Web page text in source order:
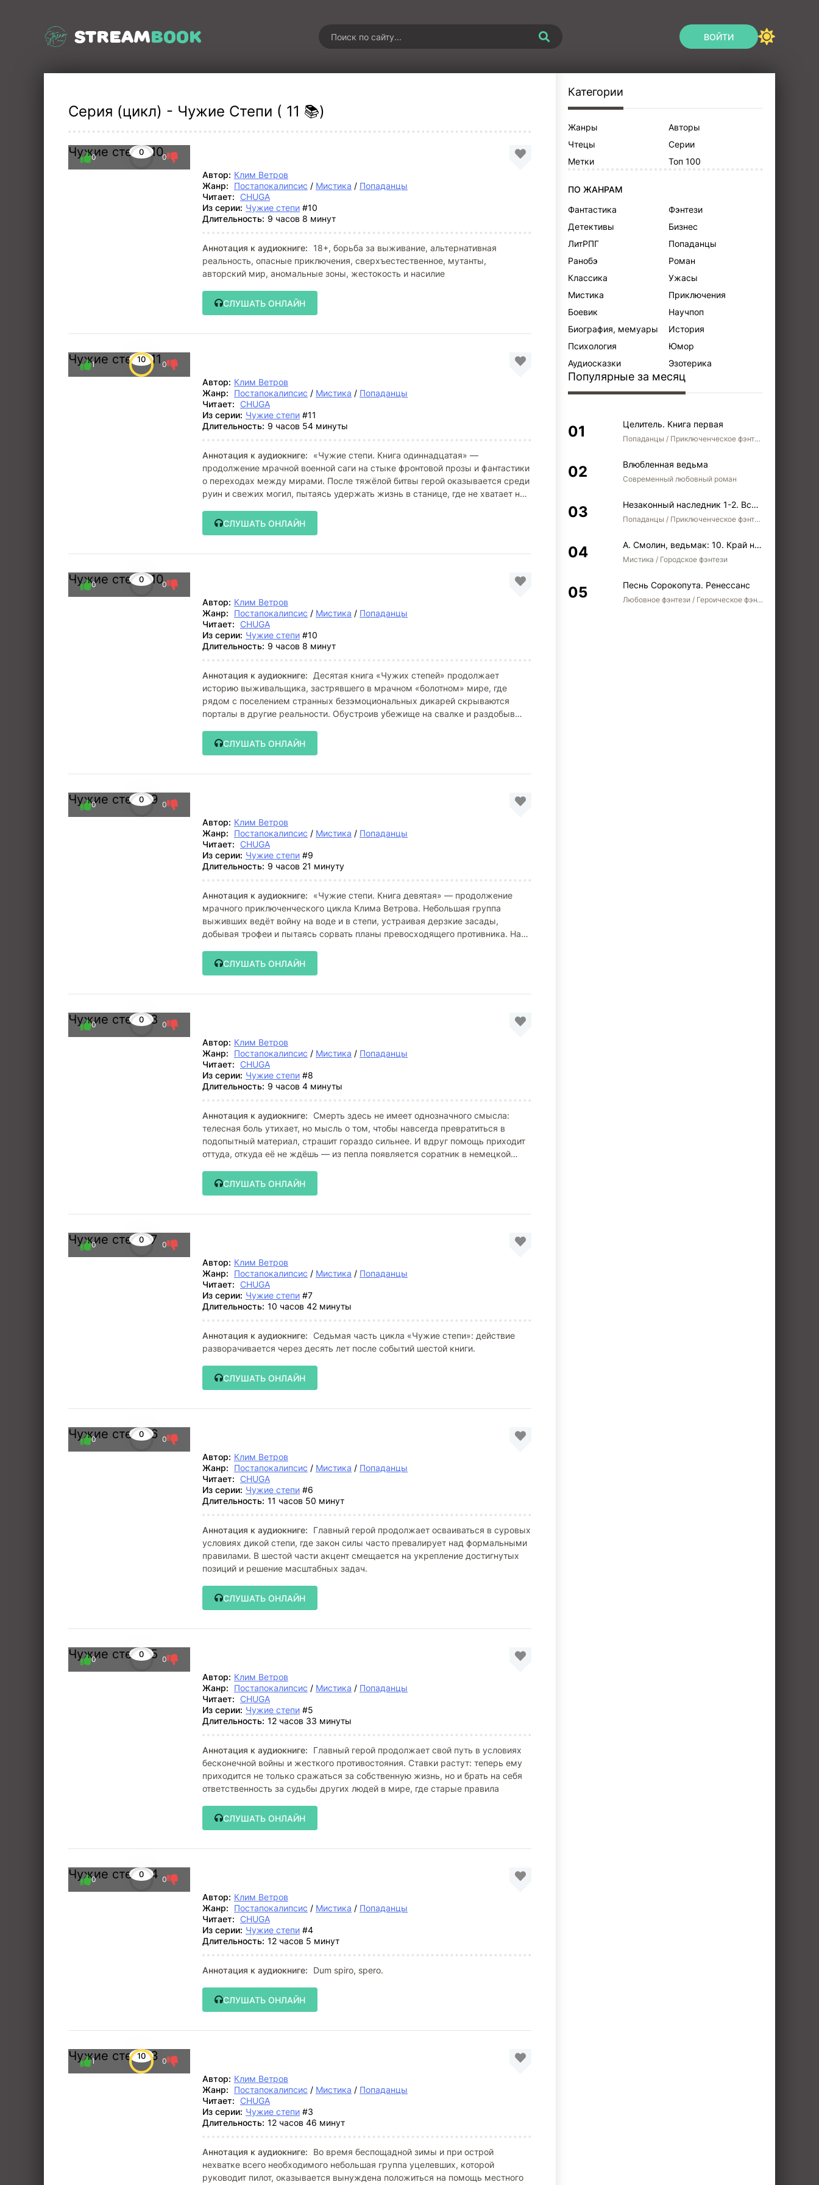
STREAMBOOK ВОЙТИ
Серия (цикл) - Чужие Степи ( 11 📚)
Чужие степи 10
0
0 0
Автор: Клим Ветров
Жанр:
Постапокалипсис / Мистика / Попаданцы
Читает: CHUGA
Из серии: Чужие степи #10
Длительность: 9 часов 8 минут
Аннотация к аудиокниге:
18+, борьба за выживание, альтернативная
реальность, опасные приключения, сверхъестественное, мутанты,
авторский мир, аномальные зоны, жестокость и насилие
СЛУШАТЬ ОНЛАЙН
Чужие степи 11
10
1 0
Автор: Клим Ветров
Жанр:
Постапокалипсис / Мистика / Попаданцы
Читает: CHUGA
Из серии: Чужие степи #11
Длительность: 9 часов 54 минуты
Аннотация к аудиокниге:
«Чужие степи. Книга одиннадцатая» —
продолжение мрачной военной саги на стыке фронтовой прозы и фантастики
о переходах между мирами. После тяжёлой битвы герой оказывается среди
руин и свежих могил, пытаясь удержать жизнь в станице, где не хватает ни
СЛУШАТЬ ОНЛАЙН
Чужие степи 10
0
0 0
Автор: Клим Ветров
Жанр:
Постапокалипсис / Мистика / Попаданцы
Читает: CHUGA
Из серии: Чужие степи #10
Длительность: 9 часов 8 минут
Аннотация к аудиокниге:
Десятая книга «Чужих степей» продолжает
историю выживальщика, застрявшего в мрачном «болотном» мире, где
рядом с поселением странных безэмоциональных дикарей скрываются
порталы в другие реальности. Обустроив убежище на свалке и раздобыв
СЛУШАТЬ ОНЛАЙН
Чужие степи 9
0
0 0
Автор: Клим Ветров
Жанр:
Постапокалипсис / Мистика / Попаданцы
Читает: CHUGA
Из серии: Чужие степи #9
Длительность: 9 часов 21 минуту
Аннотация к аудиокниге:
«Чужие степи. Книга девятая» — продолжение
мрачного приключенческого цикла Клима Ветрова. Небольшая группа
выживших ведёт войну на воде и в степи, устраивая дерзкие засады,
добывая трофеи и пытаясь сорвать планы превосходящего противника. На
СЛУШАТЬ ОНЛАЙН
Чужие степи 8
0
0 0
Автор: Клим Ветров
Жанр:
Постапокалипсис / Мистика / Попаданцы
Читает: CHUGA
Из серии: Чужие степи #8
Длительность: 9 часов 4 минуты
Аннотация к аудиокниге: Смерть здесь не имеет однозначного смысла:
телесная боль утихает, но мысль о том, чтобы навсегда превратиться в
подопытный материал, страшит гораздо сильнее. И вдруг помощь приходит
оттуда, откуда её не ждёшь — из пепла появляется соратник в немецкой
СЛУШАТЬ ОНЛАЙН
Чужие степи 7
0
0 0
Автор: Клим Ветров
Жанр:
Постапокалипсис / Мистика / Попаданцы
Читает: CHUGA
Из серии: Чужие степи #7
Длительность: 10 часов 42 минуты
Аннотация к аудиокниге: Седьмая часть цикла «Чужие степи»: действие
разворачивается через десять лет после событий шестой книги.
СЛУШАТЬ ОНЛАЙН
Чужие степи 6
0
0 0
Автор: Клим Ветров
Жанр:
Постапокалипсис / Мистика / Попаданцы
Читает: CHUGA
Из серии: Чужие степи #6
Длительность: 11 часов 50 минут
Аннотация к аудиокниге:
Главный герой продолжает осваиваться в суровых
условиях дикой степи, где закон силы часто превалирует над формальными
правилами. В шестой части акцент смещается на укрепление достигнутых
позиций и решение масштабных задач.
СЛУШАТЬ ОНЛАЙН
Чужие степи 5
0
0 0
Автор: Клим Ветров
Жанр:
Постапокалипсис / Мистика / Попаданцы
Читает: CHUGA
Из серии: Чужие степи #5
Длительность: 12 часов 33 минуты
Аннотация к аудиокниге:
Главный герой продолжает свой путь в условиях
бесконечной войны и жесткого противостояния. Ставки растут: теперь ему
приходится не только сражаться за собственную жизнь, но и брать на себя
ответственность за судьбы других людей в мире, где старые правила
СЛУШАТЬ ОНЛАЙН
Чужие степи 4
0
0 0
Автор: Клим Ветров
Жанр:
Постапокалипсис / Мистика / Попаданцы
Читает: CHUGA
Из серии: Чужие степи #4
Длительность: 12 часов 5 минут
Аннотация к аудиокниге: Dum spiro, spero.
СЛУШАТЬ ОНЛАЙН
Чужие степи 3
10
1 0
Автор: Клим Ветров
Жанр:
Постапокалипсис / Мистика / Попаданцы
Читает: CHUGA
Из серии: Чужие степи #3
Длительность: 12 часов 46 минут
Аннотация к аудиокниге:
Во время беспощадной зимы и при острой
нехватке всего необходимого небольшая группа уцелевших, которой
руководит пилот, оказывается вынуждена положиться на помощь местного
Категории
Жанры
Авторы
Чтецы
Серии
Метки
Топ 100
ПО ЖАНРАМ
Фантастика
Фэнтези
Детективы
Бизнес
ЛитРПГ
Попаданцы
Ранобэ
Роман
Классика
Ужасы
Мистика
Приключения
Боевик
Научпоп
Биография, мемуары
История
Психология
Юмор
Аудиосказки
Эзотерика
Популярные за месяц
Целитель. Книга первая
Попаданцы / Приключенческое фэнтези / Боевое фэнтези
Влюбленная ведьма
Современный любовный роман
Незаконный наследник 1-2. Вспомнить, кем был. Стать собой. Остаться собой
Попаданцы / Приключенческое фэнтези / Боевое фэнтези / Юмористическое фэнтези
А. Смолин, ведьмак: 10. Край неба
Мистика / Городское фэнтези
Песнь Сорокопута. Ренессанс
Любовное фэнтези / Героическое фэнтези